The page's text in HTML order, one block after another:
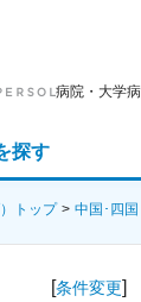
病院・大学
探す
トップ 中国･四国
[条件変更]